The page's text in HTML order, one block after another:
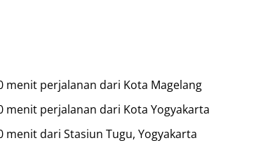
menit perjalanan dari Kota Magelang
menit perjalanan dari Kota Yogyakarta
menit dari Stasiun Tugu, Yogyakarta